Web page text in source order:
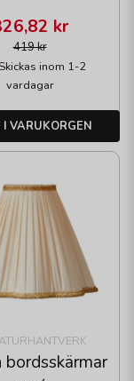
419 kr
kr
Skickas inom 1-2
vardagar
I VARUKORGEN
bordsskärmar